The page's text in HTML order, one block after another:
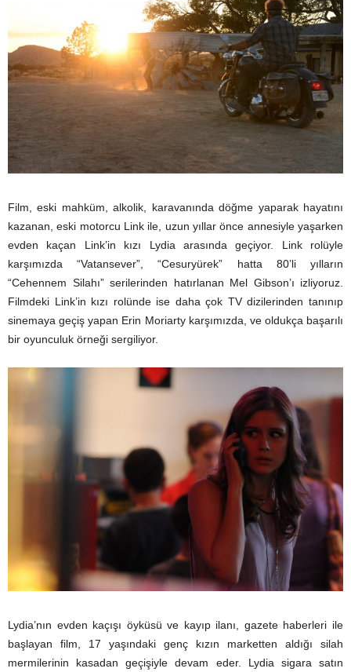
Film, eski mahküm, alkolik, karavanında döğme yaparak hayatını
kazanan, eski motorcu Link ile, uzun yıllar önce annesiyle yaşarken
evden kaçan Link’in kızı Lydia arasında geçiyor. Link rolüyle
karşımızda “Vatansever”, “Cesuryürek” hatta 80’li yılların
“Cehennem Silahı” serilerinden hatırlanan Mel Gibson’ı izliyoruz.
Filmdeki Link’in kızı rolünde ise daha çok TV dizilerinden tanınıp
sinemaya geçiş yapan Erin Moriarty karşımızda, ve oldukça başarılı
bir oyunculuk örneği sergiliyor.
Lydia’nın evden kaçışı öyküsü ve kayıp ilanı, gazete haberleri ile
başlayan film, 17 yaşındaki genç kızın marketten aldığı silah
mermilerinin kasadan geçişiyle devam eder. Lydia sigara satın